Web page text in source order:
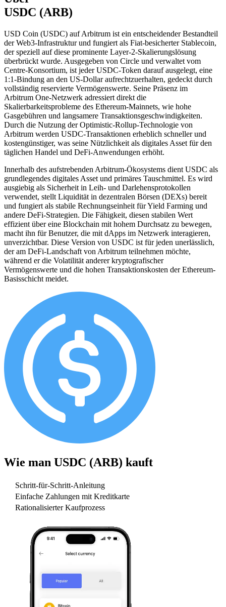
USDC (ARB)
USD Coin (USDC) auf Arbitrum ist ein entscheidender Bestandteil
der Web3-Infrastruktur und fungiert als Fiat-besicherter Stablecoin,
der speziell auf diese prominente Layer-2-Skalierungslösung
überbrückt wurde. Ausgegeben von Circle und verwaltet vom
Centre-Konsortium, ist jeder USDC-Token darauf ausgelegt, eine
1:1-Bindung an den US-Dollar aufrechtzuerhalten, gedeckt durch
vollständig reservierte Vermögenswerte. Seine Präsenz im
Arbitrum One-Netzwerk adressiert direkt die
Skalierbarkeitsprobleme des Ethereum-Mainnets, wie hohe
Gasgebühren und langsamere Transaktionsgeschwindigkeiten.
Durch die Nutzung der Optimistic-Rollup-Technologie von
Arbitrum werden USDC-Transaktionen erheblich schneller und
kostengünstiger, was seine Nützlichkeit als digitales Asset für den
täglichen Handel und DeFi-Anwendungen erhöht.
Innerhalb des aufstrebenden Arbitrum-Ökosystems dient USDC als
grundlegendes digitales Asset und primäres Tauschmittel. Es wird
ausgiebig als Sicherheit in Leih- und Darlehensprotokollen
verwendet, stellt Liquidität in dezentralen Börsen (DEXs) bereit
und fungiert als stabile Rechnungseinheit für Yield Farming und
andere DeFi-Strategien. Die Fähigkeit, diesen stabilen Wert
effizient über eine Blockchain mit hohem Durchsatz zu bewegen,
macht ihn für Benutzer, die mit dApps im Netzwerk interagieren,
unverzichtbar. Diese Version von USDC ist für jeden unerlässlich,
der am DeFi-Landschaft von Arbitrum teilnehmen möchte,
während er die Volatilität anderer kryptografischer
Vermögenswerte und die hohen Transaktionskosten der Ethereum-
Basisschicht meidet.
Wie man USDC (ARB) kauft
Schritt-für-Schritt-Anleitung
Einfache Zahlungen mit Kreditkarte
Rationalisierter Kaufprozess